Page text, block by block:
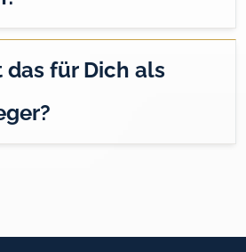
das für Dich als